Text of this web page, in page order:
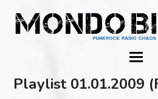
Playlist 01.01.2009